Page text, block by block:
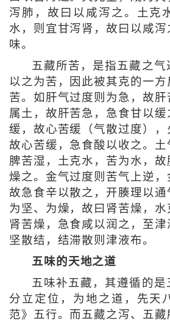
泻肺，故曰以咸泻之。土克
水，则宜甘泻肾，故曰以咸
味。
五藏所苦，是指五藏之气
以之为苦，因此被其克的一
苦。如肝气过度则为急，故
属土，故肝苦急，急食甘以
缓，故心苦缓（气散过度），
故心苦缓，急食酸以收之。
脾苦湿，土克水，苦为水，
燥之。金气过度则苦气上逆，
故急食辛以散之，开腠理以通
为坚、为燥，故曰肾苦燥，
肾苦燥，急食咸以润之，至
坚散结，结滞散则津液布。
五味的天地之道
五味补五藏，其遵循的是
分立定位，为地之道，先天
范》五行。而五藏之泻、五